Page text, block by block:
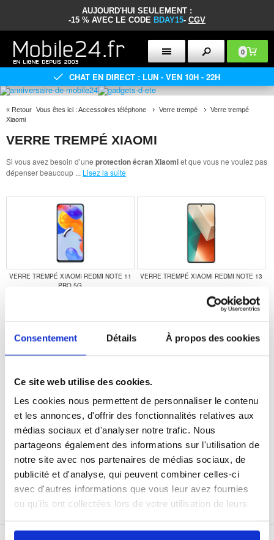
Consentement Détails À propos des cookies
Ce site web utilise des cookies.
Les cookies nous permettent de personnaliser le contenu
et les annonces, d'offrir des fonctionnalités relatives aux
médias sociaux et d'analyser notre trafic. Nous
partageons également des informations sur l'utilisation de
notre site avec nos partenaires de médias sociaux, de
publicité et d'analyse, qui peuvent combiner celles-ci
avec d'autres informations que vous leur avez fournies
ou qu'ils ont collectées lors de votre utilisation de leurs
AUJOURD'HUI SEULEMENT :
-15 % AVEC LE CODE BDAY15- CGV
0
CHAT EN DIRECT : LUN - VEN 10H - 22H
« Retour Vous êtes ici : Accessoires téléphone Verre trempé
Verre trempé
Xiaomi
VERRE TREMPÉ XIAOMI
Si vous avez besoin d’une protection écran Xiaomiet que vous ne voulez pas
dépenser beaucoup ... Lisez la suite
VERRE TREMPÉ XIAOMI REDMI NOTE 11
PRO 5G
VERRE TREMPÉ XIAOMI REDMI NOTE 13
VERRE TREMPÉ XIAOMI REDMI NOTE 13
VERRE TREMPÉ XIAOMI REDMI A3X
PRO 4G